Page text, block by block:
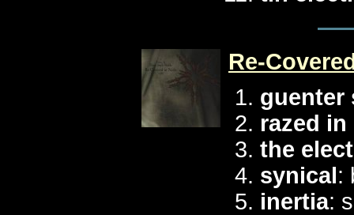
Re-
guenter
razed in
the
synical:
inertia: